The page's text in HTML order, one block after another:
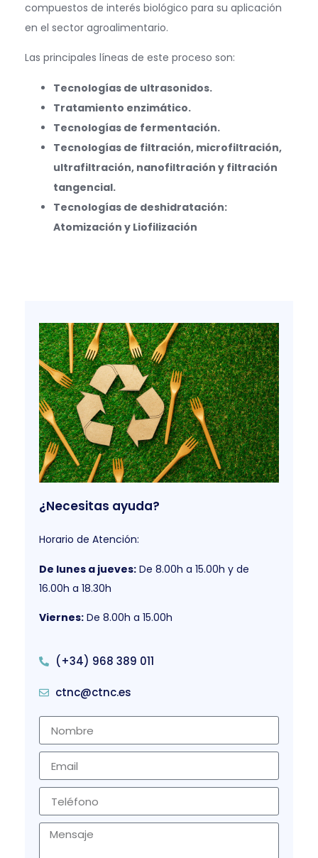
compuestos de interés biológico para su aplicación
en el sector agroalimentario.
Las principales líneas de este proceso son:
Tecnologías de ultrasonidos.
Tratamiento enzimático.
Tecnologías de fermentación.
Tecnologías de filtración, microfiltración,
ultrafiltración, nanofiltración y filtración
tangencial.
Tecnologías de deshidratación:
Atomización y Liofilización
¿Necesitas ayuda?
Horario de Atención:
De lunes a jueves: De 8.00h a 15.00h y de
16.00h a 18.30h
Viernes: De 8.00h a 15.00h
(+34) 968 389 011
ctnc@ctnc.es